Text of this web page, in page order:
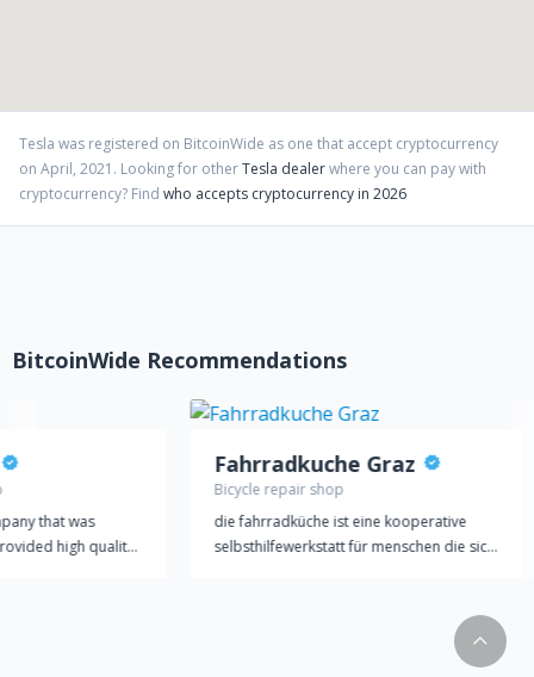
Tesla was registered on BitcoinWide as one that accept cryptocurrency
on April, 2021 . Looking for otherTesla dealerwhere you can pay with
cryptocurrency? Find who accepts cryptocurrency in 2026
BitcoinWide Recommendations
that was
high quality
Fahrradkuche Graz
Bicycle repair shop
die fahrradküche ist eine kooperative
selbsthilfewerkstatt für menschen die sich
fortbewegungsmittels/fahrrades möglicht
selbstbestimmt sein wollen. wir bieten